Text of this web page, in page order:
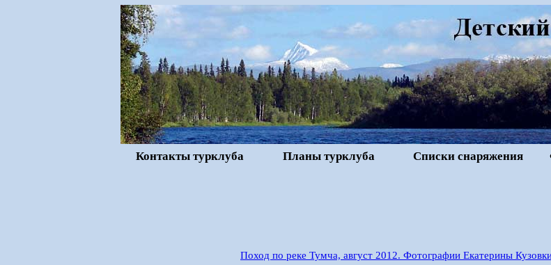
Контакты турклуба Планы турклуба Списки снаряжения
Поход по реке Тумча, август 2012. Фотографии Екатерины